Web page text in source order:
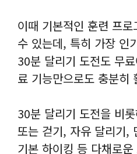
이때 기본적인 훈련 프
수 있는데, 특히 가장 인
30분 달리기 도전도 무
료 기능만으로도 충분히
30분 달리기 도전을 비
또는 걷기, 자유 달리기,
기본 하이킹 등 다채로